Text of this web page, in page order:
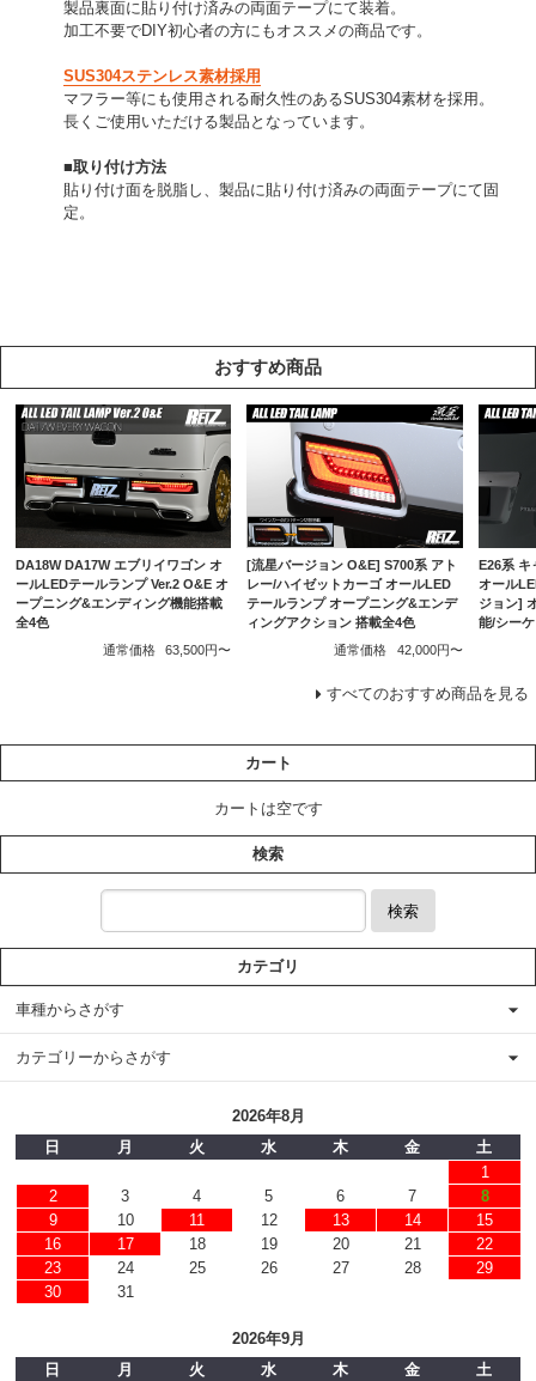
製品裏面に貼り付け済みの両面テープにて装着。
加工不要でDIY初心者の方にもオススメの商品です。
SUS304ステンレス素材採用
マフラー等にも使用される耐久性のあるSUS304素材を採用。
長くご使用いただける製品となっています。
■取り付け方法
貼り付け面を脱脂し、製品に貼り付け済みの両面テープにて固
定。
おすすめ商品
DA18W DA17W エブリイワゴン オ
ールLEDテールランプ Ver.2 O&E オ
ープニング&エンディング機能搭載
全4色
通常価格
63,500円〜
[流星バージョン O&E] S700系 アト
レー/ハイゼットカーゴ オールLED
テールランプ オープニング&エンデ
ィングアクション 搭載全4色
通常価格
42,000円〜
E26系
オール
ジョン]
能/シー
すべてのおすすめ商品を見る
カート
カートは空です
検索
検索
カテゴリ
車種からさがす
カテゴリーからさがす
2026年8月
日
月 火 水 木 金
土
1
2
3 4 5 6 7
8
9
10 11 12 13 14
15
16
17 18 19 20 21
22
23
24 25 26 27 28
29
30
31
2026年9月
日
月 火 水 木 金
土